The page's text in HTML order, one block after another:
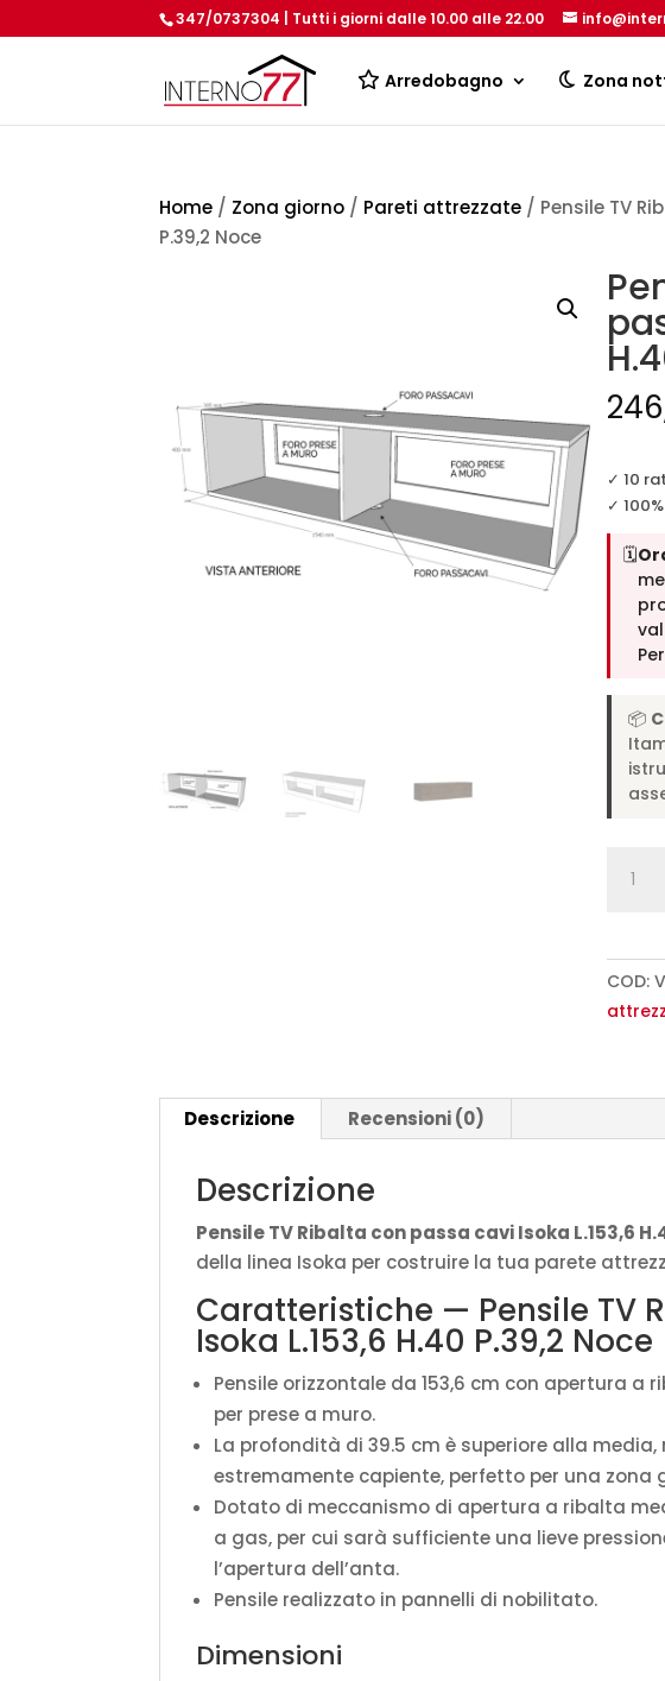
347/0737304 | Tutti i giorni dalle 10.00 alle 22.00
Arredobagno Zona
Home / Zona giorno / Pareti attrezzate / Pensile TV
P.39,2 Noce
✓ 10
✓
🗓️
📦
passa
cavi
H.40
COD:
Descrizione Recensioni (0)
Descrizione
Pensile TV Ribalta con passa cavi Isoka L.153,6
della linea Isoka per costruire la tua parete
Caratteristiche — Pensile TV
Isoka L.153,6 H.40 P.39,2 Noce
Pensile orizzontale da 153,6 cm con apertura a
per prese a muro.
La profondità di 39.5 cm è superiore alla
estremamente capiente, perfetto per una zona
Dotato di meccanismo di apertura a ribalta
a gas, per cui sarà sufficiente una lieve
l’apertura dell’anta.
Pensile realizzato in pannelli di nobilitato.
Dimensioni